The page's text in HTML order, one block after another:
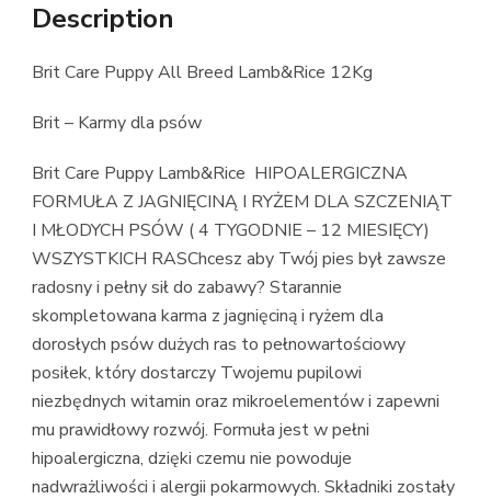
Description
Brit Care Puppy All Breed Lamb&Rice 12Kg
Brit – Karmy dla psów
Brit Care Puppy Lamb&Rice HIPOALERGICZNA
FORMUŁA Z JAGNIĘCINĄ I RYŻEM DLA SZCZENIĄT
I MŁODYCH PSÓW ( 4 TYGODNIE – 12 MIESIĘCY)
WSZYSTKICH RASChcesz aby Twój pies był zawsze
radosny i pełny sił do zabawy? Starannie
skompletowana karma z jagnięciną i ryżem dla
dorosłych psów dużych ras to pełnowartościowy
posiłek, który dostarczy Twojemu pupilowi
niezbędnych witamin oraz mikroelementów i zapewni
mu prawidłowy rozwój. Formuła jest w pełni
hipoalergiczna, dzięki czemu nie powoduje
nadwrażliwości i alergii pokarmowych. Składniki zostały